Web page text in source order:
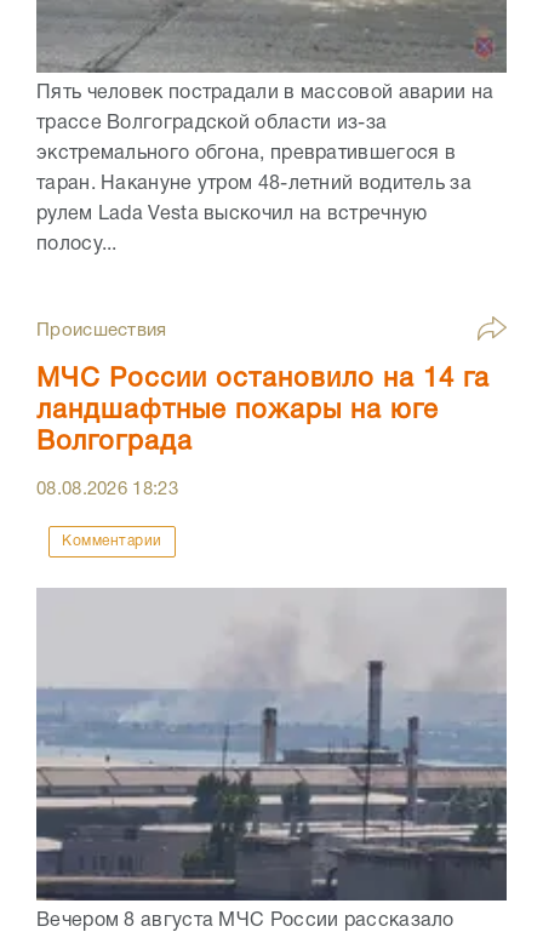
Пять человек пострадали в массовой аварии на
трассе Волгоградской области из-за
экстремального обгона, превратившегося в
таран. Накануне утром 48-летний водитель за
рулем Lada Vesta выскочил на встречную
полосу...
Происшествия
МЧС России остановило на 14 га
ландшафтные пожары на юге
Волгограда
08.08.2026 18:23
Комментарии
Вечером 8 августа МЧС России рассказало